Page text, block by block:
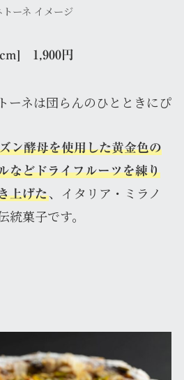
トーネ イメージ
1,900円
ーネは団らんのひとときにぴ
ン酵母を使用した黄金色の
などドライフルーツを練り
上げた、イタリア・ミラノ
菓子です。